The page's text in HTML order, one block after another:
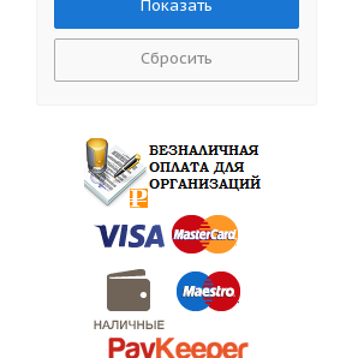
Сбросить